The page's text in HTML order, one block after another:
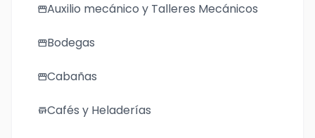
storefrontAuxilio mecánico y Talleres Mecánicos
storefrontBodegas
storefrontCabañas
storeCafés y Heladerías